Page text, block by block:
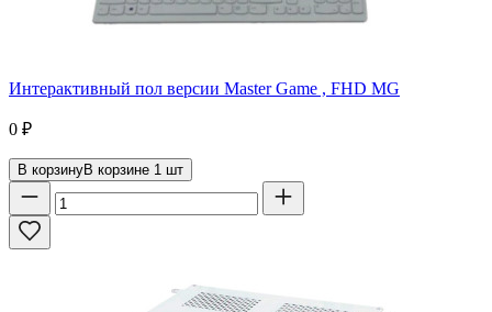
Интерактивный пол версии Master Game , FHD MG
0 ₽
В корзинуВ корзине 1 шт